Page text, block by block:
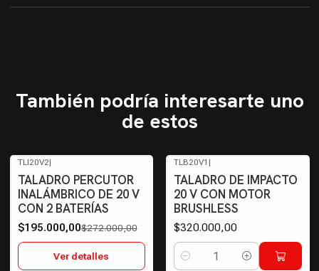
También podría interesarte uno
de estos
-28%OFF
Agotado
TLI20V2|
TALADRO PERCUTOR
INALÁMBRICO DE 20 V
CON 2 BATERÍAS
$195.000,00$272.000,00
Ver detalles
TLB20V1 |
TALADRO DE IMPACTO
20 V CON MOTOR
BRUSHLESS
$320.000,00
Cantidad